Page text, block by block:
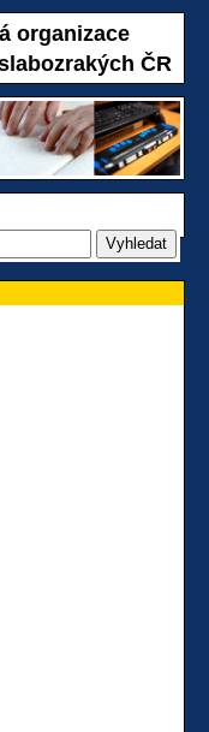
organizace
ČR